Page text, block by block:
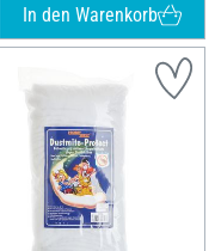
In den Warenkorb